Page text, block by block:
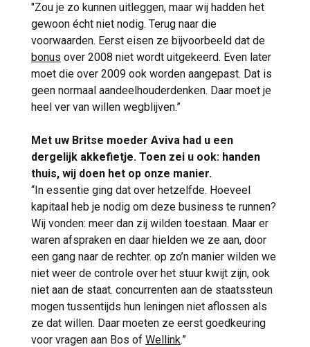
"Zou je zo kunnen uitleggen, maar wij hadden het
gewoon écht niet nodig. Terug naar die
voorwaarden. Eerst eisen ze bijvoorbeeld dat de
bonus over 2008 niet wordt uitgekeerd. Even later
moet die over 2009 ook worden aangepast. Dat is
geen normaal aandeelhouderdenken. Daar moet je
heel ver van willen wegblijven.”
Met uw Britse moeder Aviva had u een
dergelijk akkefietje. Toen zei u ook: handen
thuis, wij doen het op onze manier.
“In essentie ging dat over hetzelfde. Hoeveel
kapitaal heb je nodig om deze business te runnen?
Wij vonden: meer dan zij wilden toestaan. Maar er
waren afspraken en daar hielden we ze aan, door
een gang naar de rechter. op zo’n manier wilden we
niet weer de controle over het stuur kwijt zijn, ook
niet aan de staat. concurrenten aan de staatssteun
mogen tussentijds hun leningen niet aflossen als
ze dat willen. Daar moeten ze eerst goedkeuring
voor vragen aan Bos of Wellink.”